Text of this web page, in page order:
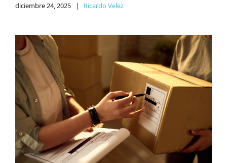
diciembre 24, 2025 | Ricardo Velez